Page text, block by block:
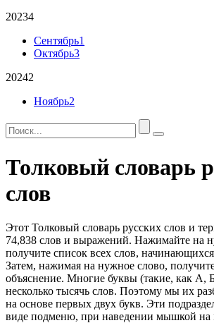
20234
Сентябрь1
Октябрь3
20242
Ноябрь2
Толковый словарь
слов
Этот Толковый словарь русских слов и
74,838 слов и выражений. Нажимайте на
получите список всех слов, начинающихся
Затем, нажимая на нужное слово,
объяснение. Многие буквы (такие, как А,
несколько тысячь слов. Поэтому мы их
на основе первых двух букв. Эти
виде подменю, при наведении мышкой на